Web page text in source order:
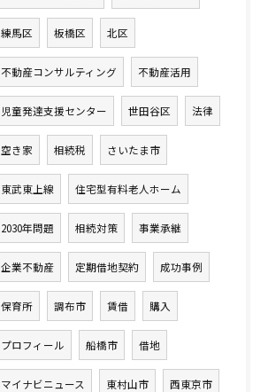
練馬区 板橋区 北区
不動産コンサルティング 不動産活用
児童発達支援センター 世田谷区 法律
空き家 相続税 さいたま市
東武東上線 住宅型有料老人ホーム
2030年問題 相続対策 事業承継
企業不動産 定期借地契約 成功事例
保育所 調布市 賃借 購入
プロフィール 船橋市 借地
マイナビニュース 東村山市 西東京市